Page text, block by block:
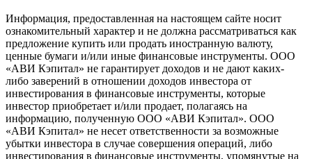
Информация, предоставленная на настоящем сайте носит
ознакомительный характер и не должна рассматриваться как
предложение купить или продать иностранную валюту,
ценные бумаги и/или иные финансовые инструменты. ООО
«АВИ Кэпитал» не гарантирует доходов и не дают каких-
либо заверений в отношении доходов инвестора от
инвестирования в финансовые инструменты, которые
инвестор приобретает и/или продает, полагаясь на
информацию, полученную ООО «АВИ Кэпитал». ООО
«АВИ Кэпитал» не несет ответственности за возможные
убытки инвестора в случае совершения операций, либо
инвестирования в финансовые инструменты, упомянутые на